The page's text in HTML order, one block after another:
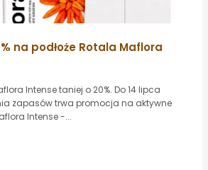
na podłoże Rotala Maflora
Intense taniej o 20%. Do 14 lipca
zapasów trwa promocja na aktywne
Intense -...